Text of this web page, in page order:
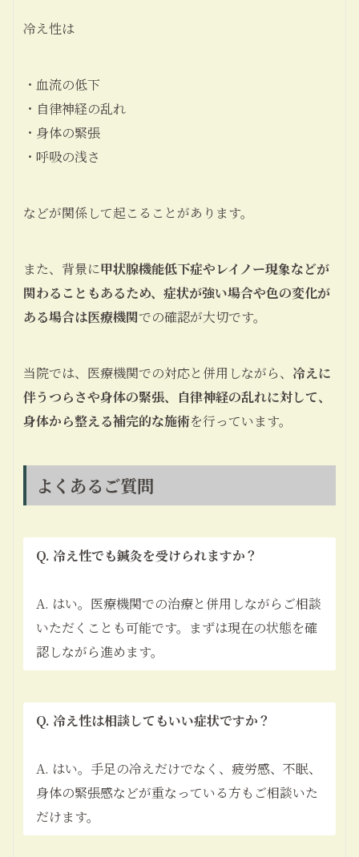
冷え性は
・血流の低下
・自律神経の乱れ
・身体の緊張
・呼吸の浅さ
などが関係して起こることがあります。
また、背景に甲状腺機能低下症やレイノー現象などが
関わることもあるため、症状が強い場合や色の変化が
ある場合は医療機関での確認が大切です。
当院では、医療機関での対応と併用しながら、 冷えに
伴うつらさや身体の緊張、自律神経の乱れに対して、
身体から整える補完的な施術を行っています。
よくあるご質問
Q. 冷え性でも鍼灸を受けられますか？
A. はい。医療機関での治療と併用しながらご相談
いただくことも可能です。まずは現在の状態を確
認しながら進めます。
Q. 冷え性は相談してもいい症状ですか？
A. はい。手足の冷えだけでなく、疲労感、不眠、
身体の緊張感などが重なっている方もご相談いた
だけます。